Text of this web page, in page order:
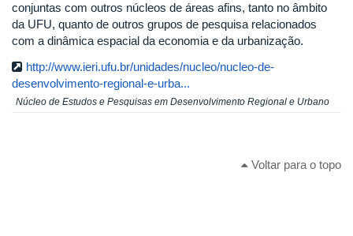
conjuntas com outros núcleos de áreas afins, tanto no âmbito
da UFU, quanto de outros grupos de pesquisa relacionados
com a dinâmica espacial da economia e da urbanização.
http://www.ieri.ufu.br/unidades/nucleo/nucleo-de-
desenvolvimento-regional-e-urba...
Núcleo de Estudos e Pesquisas em Desenvolvimento Regional e Urbano
Voltar para o topo